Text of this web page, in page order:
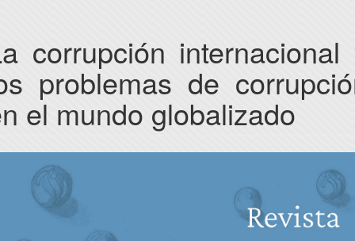
corrupción internacional
problemas de
el mundo globalizado